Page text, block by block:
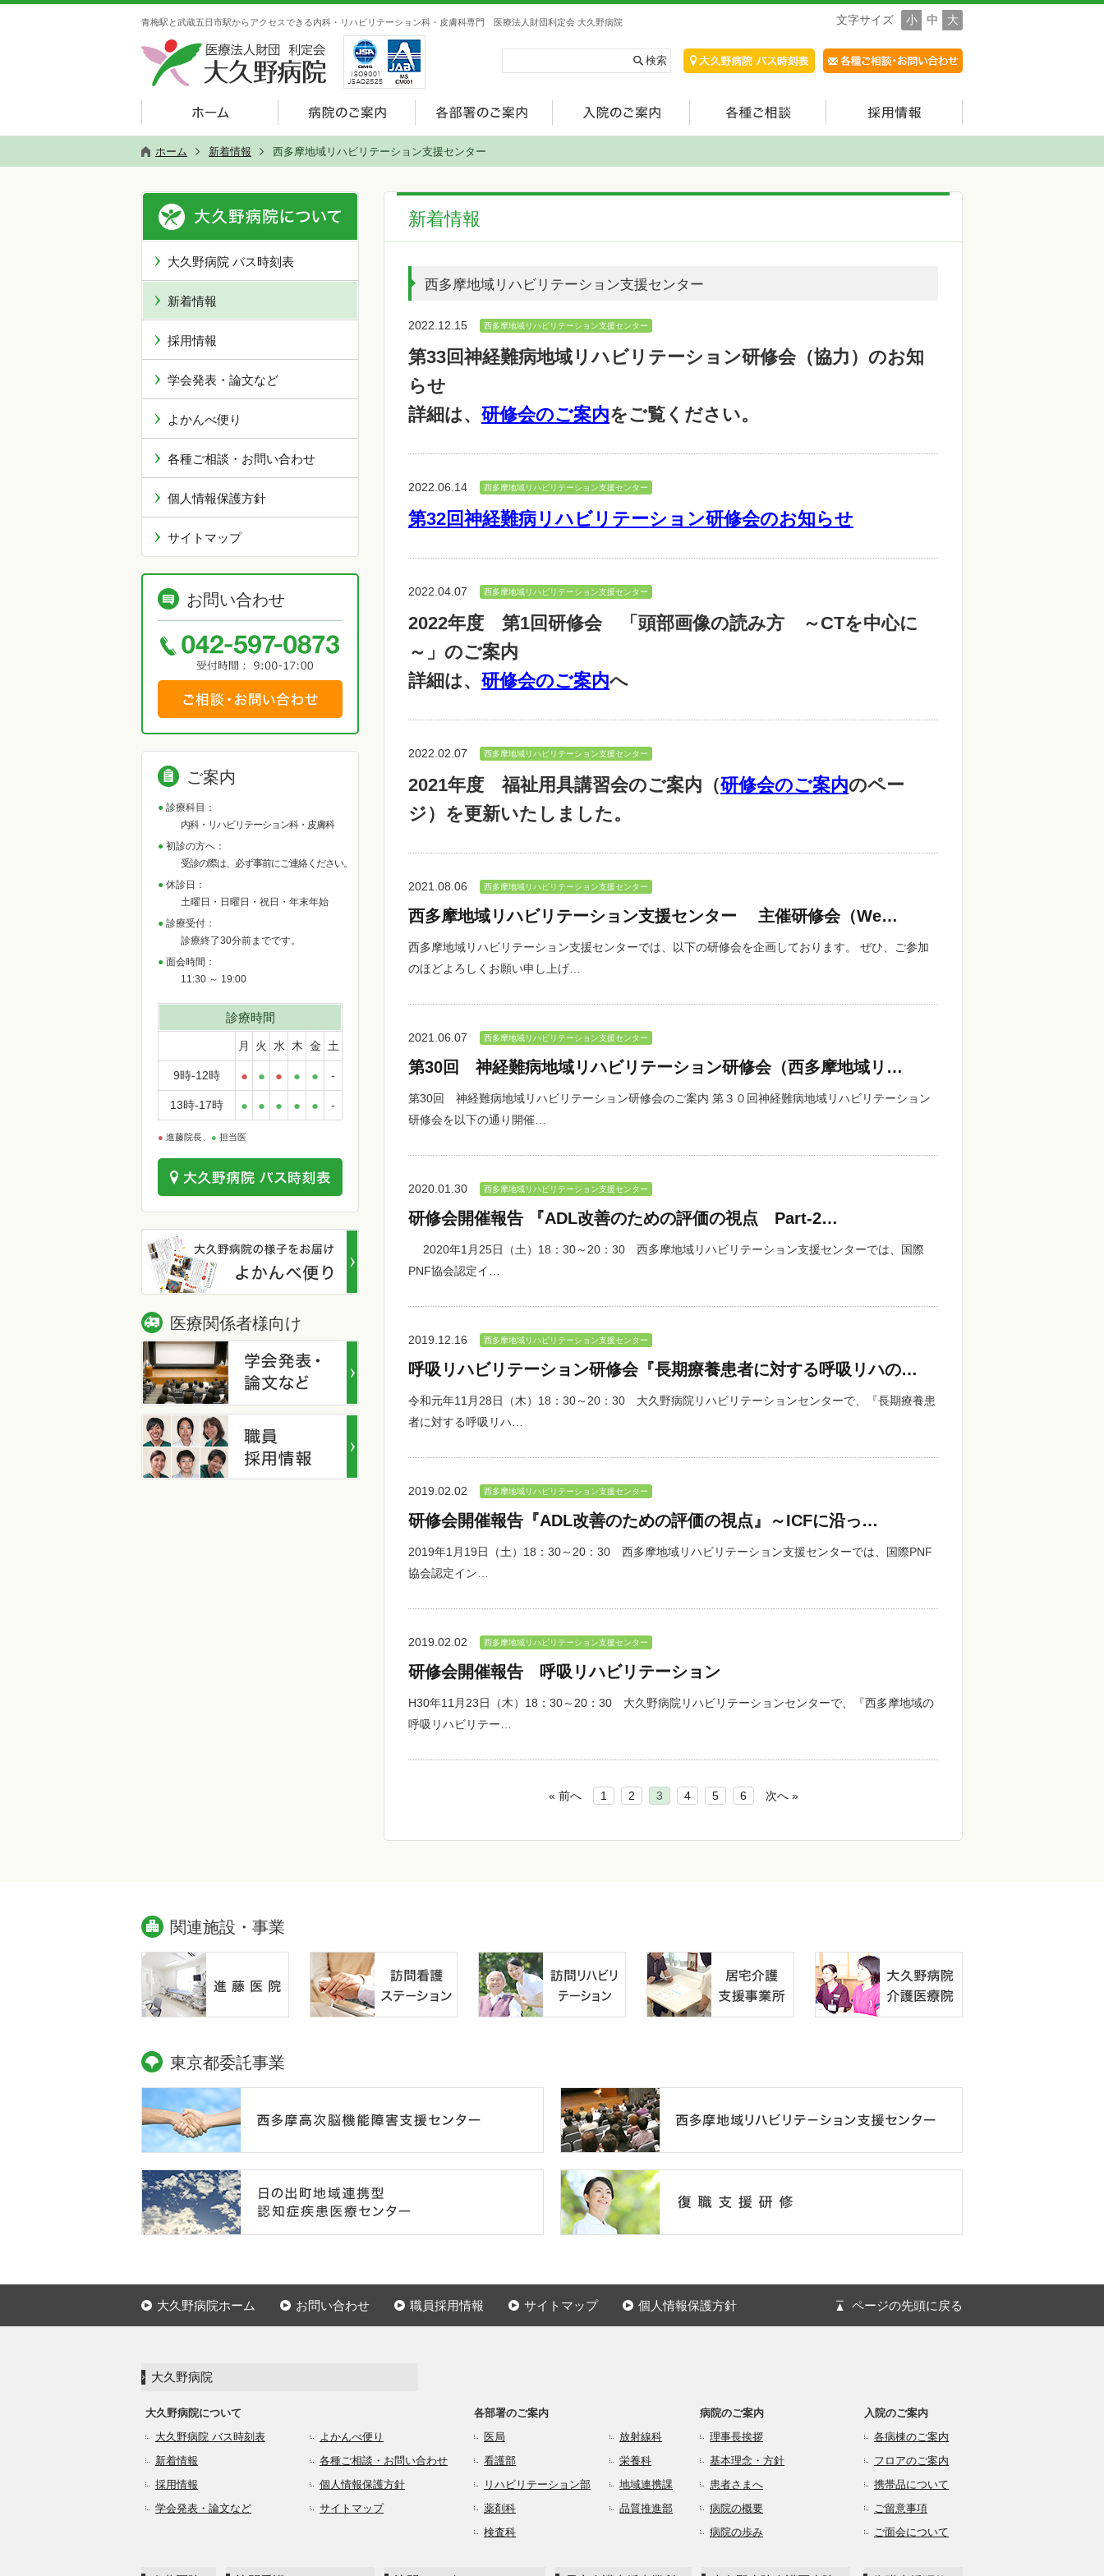
青梅駅と武蔵五日市駅からアクセスできる内科・リハビリテーション科・皮膚科専門 医療法人財団利定会 大久野病院 文字サイズ 小 中 大
ホーム 新着情報 西多摩地域リハビリテーション支援センター
新着情報
西多摩地域リハビリテーション支援センター
2022.12.15 西多摩地域リハビリテーション支援センター
第33回神経難病地域リハビリテーション研修会（協力）のお知
らせ
詳細は、 研修会のご案内をご覧ください。
2022.06.14 西多摩地域リハビリテーション支援センター
第32回神経難病リハビリテーション研修会のお知らせ
2022.04.07 西多摩地域リハビリテーション支援センター
2022年度 第1回研修会 「頭部画像の読み方 ～CTを中心に
～」のご案内
詳細は、 研修会のご案内へ
2022.02.07 西多摩地域リハビリテーション支援センター
2021年度 福祉用具講習会のご案内（研修会のご案内のペー
ジ）を更新いたしました。
2021.08.06 西多摩地域リハビリテーション支援センター
西多摩地域リハビリテーション支援センター 主催研修会（We…
西多摩地域リハビリテーション支援センターでは、以下の研修会を企画しております。 ぜひ、ご参加
のほどよろしくお願い申し上げ…
2021.06.07 西多摩地域リハビリテーション支援センター
第30回 神経難病地域リハビリテーション研修会（西多摩地域リ…
第30回 神経難病地域リハビリテーション研修会のご案内 第３０回神経難病地域リハビリテーション
研修会を以下の通り開催…
2020.01.30 西多摩地域リハビリテーション支援センター
研修会開催報告 『ADL改善のための評価の視点 Part-2…
2020年1月25日（土）18：30～20：30 西多摩地域リハビリテーション支援センターでは、国際
PNF協会認定イ…
2019.12.16 西多摩地域リハビリテーション支援センター
呼吸リハビリテーション研修会『長期療養患者に対する呼吸リハの…
令和元年11月28日（木）18：30～20：30 大久野病院リハビリテーションセンターで、『長期療養患
者に対する呼吸リハ…
2019.02.02 西多摩地域リハビリテーション支援センター
研修会開催報告『ADL改善のための評価の視点』～ICFに沿っ…
2019年1月19日（土）18：30～20：30 西多摩地域リハビリテーション支援センターでは、国際PNF
協会認定イン…
2019.02.02 西多摩地域リハビリテーション支援センター
研修会開催報告 呼吸リハビリテーション
H30年11月23日（木）18：30～20：30 大久野病院リハビリテーションセンターで、『西多摩地域の
呼吸リハビリテー…
« 前へ 1 2 3 4 5 6 次へ »
大久野病院 バス時刻表
新着情報
採用情報
学会発表・論文など
よかんべ便り
各種ご相談・お問い合わせ
個人情報保護方針
サイトマップ
お問い合わせ
ご案内
診療科目：
内科・リハビリテーション科・皮膚科
初診の方へ：
受診の際は、必ず事前にご連絡ください。
休診日：
土曜日・日曜日・祝日・年末年始
診療受付：
診療終了30分前までです。
面会時間：
11:30 ～ 19:00
診療時間
月 火 水 木 金 土
9時-12時 ● ● ● ● ● -
13時-17時 ● ● ● ● ● -
● 進藤院長、 ● 担当医
医療関係者様向け
関連施設・事業
東京都委託事業
大久野病院ホーム お問い合わせ 職員採用情報 サイトマップ 個人情報保護方針 ページの先頭に戻る
大久野病院
大久野病院について
大久野病院 バス時刻表
よかんべ便り
新着情報
各種ご相談・お問い合わせ
採用情報
個人情報保護方針
学会発表・論文など
サイトマップ
各部署のご案内
医局
放射線科
看護部
栄養科
リハビリテーション部
地域連携課
薬剤科
品質推進部
検査科
病院のご案内
理事長挨拶
基本理念・方針
患者さまへ
病院の概要
病院の歩み
入院のご案内
各病棟のご案内
フロアのご案内
携帯品について
ご留意事項
ご面会について